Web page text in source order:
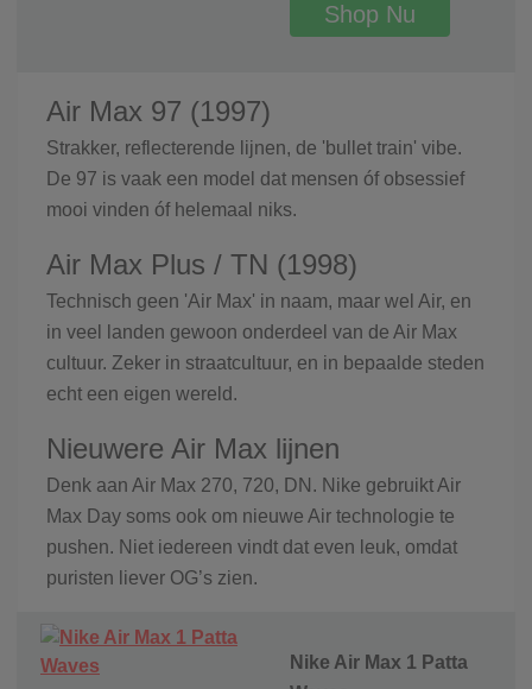
Shop Nu
Air Max 97 (1997)
Strakker, reflecterende lijnen, de 'bullet train' vibe.
De 97 is vaak een model dat mensen óf obsessief
mooi vinden óf helemaal niks.
Air Max Plus / TN (1998)
Technisch geen 'Air Max' in naam, maar wel Air, en
in veel landen gewoon onderdeel van de Air Max
cultuur. Zeker in straatcultuur, en in bepaalde steden
echt een eigen wereld.
Nieuwere Air Max lijnen
Denk aan Air Max 270, 720, DN. Nike gebruikt Air
Max Day soms ook om nieuwe Air technologie te
pushen. Niet iedereen vindt dat even leuk, omdat
puristen liever OG’s zien.
Nike Air Max 1 Patta